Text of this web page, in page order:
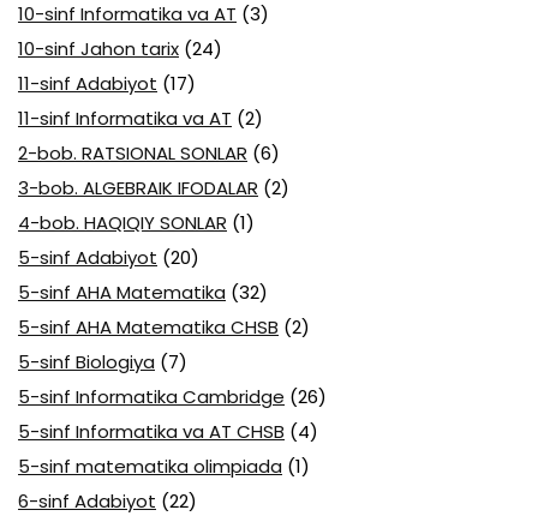
10-sinf Informatika va AT (3)
10-sinf Jahon tarix (24)
11-sinf Adabiyot (17)
11-sinf Informatika va AT (2)
2-bob. RATSIONAL SONLAR (6)
3-bob. ALGEBRAIK IFODALAR (2)
4-bob. HAQIQIY SONLAR (1)
5-sinf Adabiyot (20)
5-sinf AHA Matematika (32)
5-sinf AHA Matematika CHSB (2)
5-sinf Biologiya (7)
5-sinf Informatika Cambridge (26)
5-sinf Informatika va AT CHSB (4)
5-sinf matematika olimpiada (1)
6-sinf Adabiyot (22)